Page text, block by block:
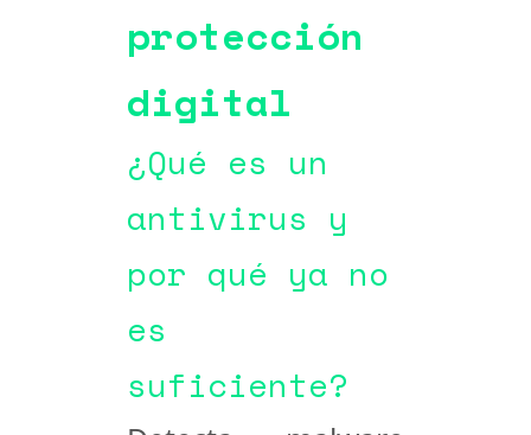
protección
digital
¿Qué es un
antivirus y
por qué ya no
es
suficiente?